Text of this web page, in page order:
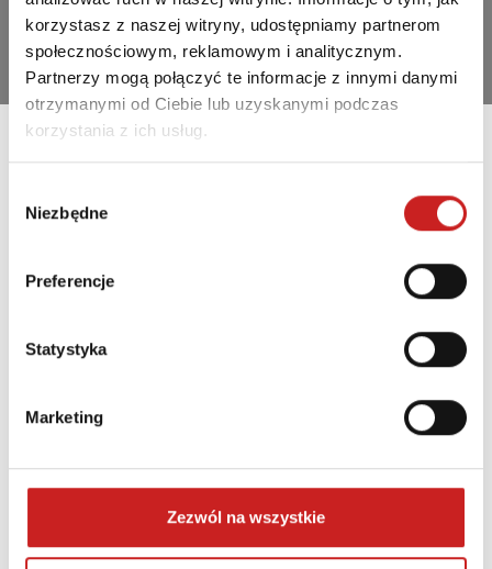
korzystasz z naszej witryny, udostępniamy partnerom
społecznościowym, reklamowym i analitycznym.
Partnerzy mogą połączyć te informacje z innymi danymi
otrzymanymi od Ciebie lub uzyskanymi podczas
korzystania z ich usług.
zgody
Niezbędne
Preferencje
Statystyka
Marketing
Zezwól na wszystkie
Angebot? Sie können das gewünschte Produkt nicht
finden? Schreiben Sie uns oder rufen Sie uns an!